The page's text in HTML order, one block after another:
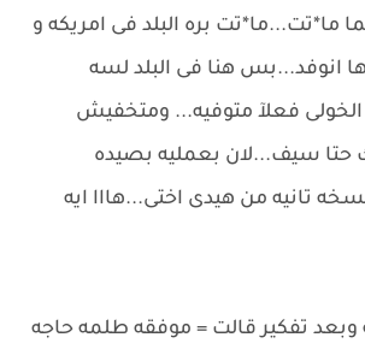
ما*تت...ما*تت بره البلد فى امريكه و
انوفد...بس هنا فى البلد لسه
فعلآ متوفيه... ومتخفيش
سيف...لان بعمليه بصيده
تانيه من هيدى اختى...هااا ايه
وبعد تفكير قالت = موفقه طلمه حاجه